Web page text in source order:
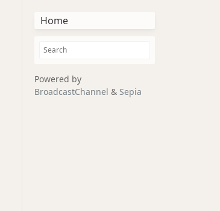
Home
Powered by
BroadcastChannel & Sepia